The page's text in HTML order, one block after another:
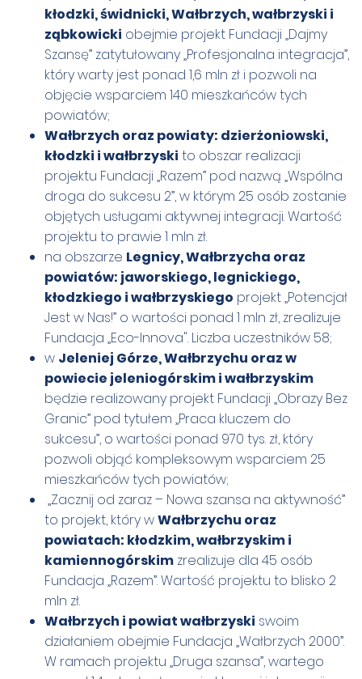
kłodzki, świdnicki, Wałbrzych, wałbrzyski i
ząbkowicki obejmie projekt Fundacji „Dajmy
Szansę” zatytułowany „Profesjonalna integracja”,
który warty jest ponad 1,6 mln zł i pozwoli na
objęcie wsparciem 140 mieszkańców tych
powiatów;
Wałbrzych oraz powiaty: dzierżoniowski,
kłodzki i wałbrzyski to obszar realizacji
projektu Fundacji „Razem” pod nazwą „Wspólna
droga do sukcesu 2”, w którym 25 osób zostanie
objętych usługami aktywnej integracji. Wartość
projektu to prawie 1 mln zł.
na obszarze Legnicy, Wałbrzycha oraz
powiatów: jaworskiego, legnickiego,
kłodzkiego i wałbrzyskiego projekt „Potencjał
Jest w Nas!” o wartości ponad 1 mln zł, zrealizuje
Fundacja „Eco-Innova". Liczba uczestników 58;
w Jeleniej Górze, Wałbrzychu oraz w
powiecie jeleniogórskim i wałbrzyskim
będzie realizowany projekt Fundacji „Obrazy Bez
Granic” pod tytułem „Praca kluczem do
sukcesu”, o wartości ponad 970 tys. zł, który
pozwoli objąć kompleksowym wsparciem 25
mieszkańców tych powiatów;
„Zacznij od zaraz – Nowa szansa na aktywność”
to projekt, który wWałbrzychu oraz
powiatach: kłodzkim, wałbrzyskim i
kamiennogórskim zrealizuje dla 45 osób
Fundacja „Razem”. Wartość projektu to blisko 2
mln zł.
Wałbrzych i powiat wałbrzyski swoim
działaniem obejmie Fundacja „Wałbrzych 2000”.
W ramach projektu „Druga szansa”, wartego